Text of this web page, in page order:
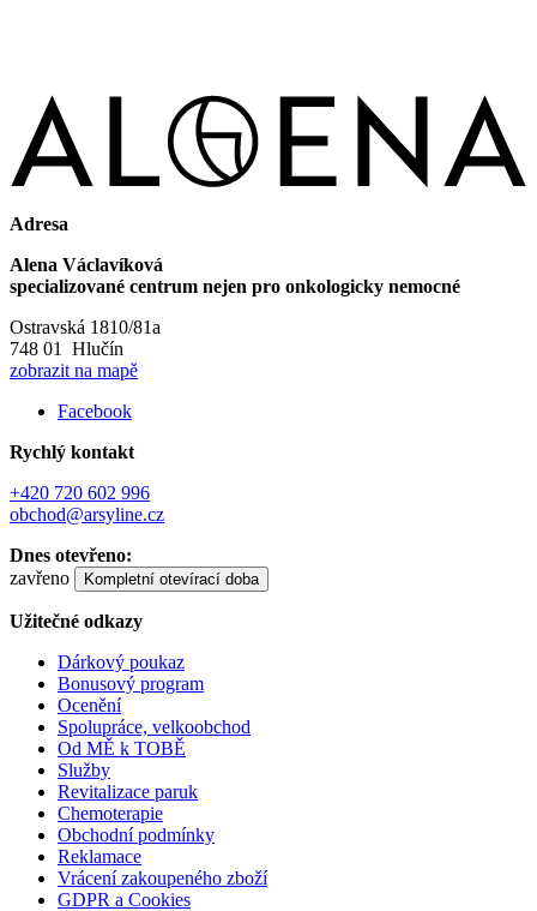
Adresa
Alena Václavíková
specializované centrum nejen pro onkologicky nemocné
Ostravská 1810/81a
748 01 Hlučín
zobrazit na mapě
Facebook
Rychlý kontakt
+420 720 602 996
obchod@arsyline.cz
Dnes otevřeno:
zavřeno
Kompletní otevírací doba
Užitečné odkazy
Dárkový poukaz
Bonusový program
Ocenění
Spolupráce, velkoobchod
Od MĚ k TOBĚ
Služby
Revitalizace paruk
Chemoterapie
Obchodní podmínky
Reklamace
Vrácení zakoupeného zboží
GDPR a Cookies